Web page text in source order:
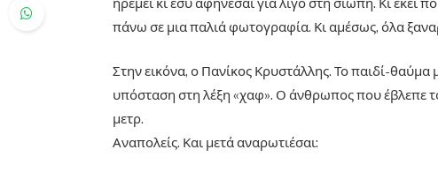
πάνω σε μια παλιά φωτογραφία. Κι αμέσως, όλα
Στην εικόνα, ο Πανίκος Κρυστάλλης. Το παιδί-θαύμα
υπόσταση στη λέξη «χαφ». Ο άνθρωπος που έβλεπε
μετρ.
Αναπολείς. Και μετά αναρωτιέσαι: